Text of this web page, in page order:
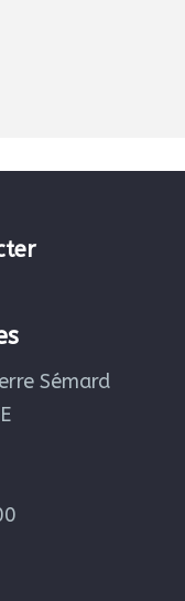
Sémard